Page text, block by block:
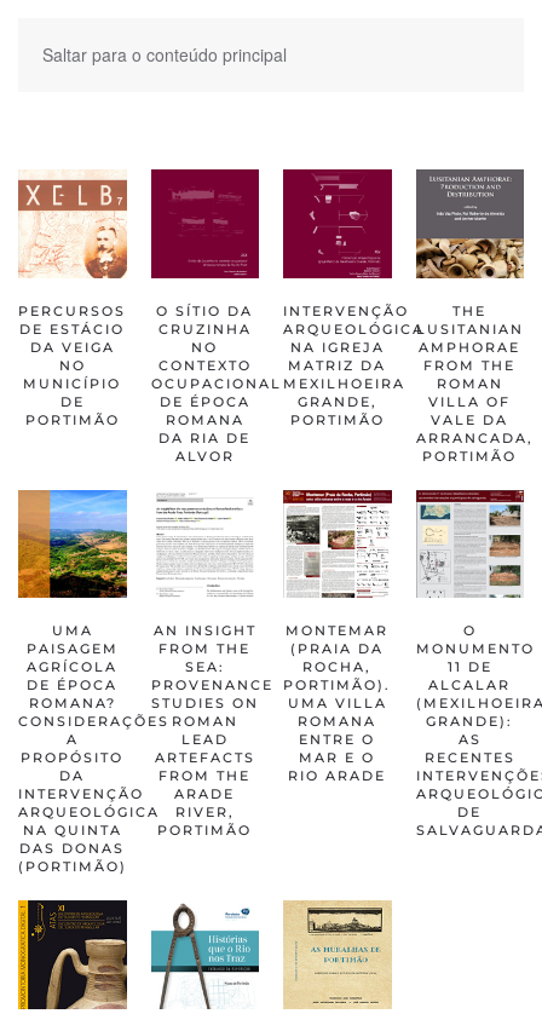
Saltar para o conteúdo principal
PERCURSOS
DE ESTÁCIO
DA VEIGA
NO
MUNICÍPIO
DE
PORTIMÃO
O SÍTIO DA
CRUZINHA
NO
CONTEXTO
OCUPACIONAL
DE ÉPOCA
ROMANA
DA RIA DE
ALVOR
INTERVENÇÃO
ARQUEOLÓGICA
NA IGREJA
MATRIZ DA
MEXILHOEIRA
GRANDE,
PORTIMÃO
THE
LUSITANIAN
AMPHORAE
FROM THE
ROMAN
VILLA OF
VALE DA
ARRANCADA,
PORTIMÃO
UMA
PAISAGEM
AGRÍCOLA
DE ÉPOCA
ROMANA?
CONSIDERAÇÕES
A
PROPÓSITO
DA
INTERVENÇÃO
ARQUEOLÓGICA
NA QUINTA
DAS DONAS
(PORTIMÃO)
AN INSIGHT
FROM THE
SEA:
PROVENANCE
STUDIES ON
ROMAN
LEAD
ARTEFACTS
FROM THE
ARADE
RIVER,
PORTIMÃO
MONTEMAR
(PRAIA DA
ROCHA,
PORTIMÃO).
UMA VILLA
ROMANA
ENTRE O
MAR E O
RIO ARADE
O
MONUMENTO
11 DE
ALCALAR
GRANDE):
AS
RECENTES
DE